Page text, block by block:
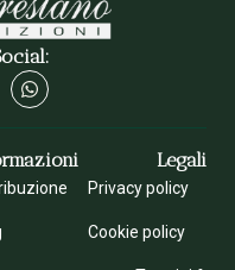
Legali
Privacy policy
Cookie policy